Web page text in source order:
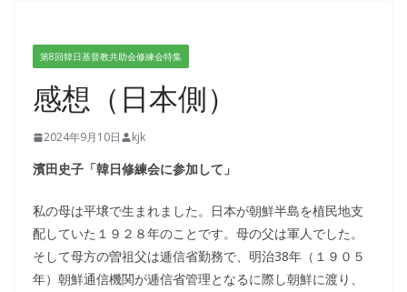
第8回韓日基督教共助会修練会特集
感想（日本側）
2024年9月10日 kjk
濱田史子「韓日修練会に参加して」
私の母は平壌で生まれました。日本が朝鮮半島を植民地支
配していた１９２８年のことです。母の父は軍人でした。
そして母方の曽祖父は逓信省勤務で、明治38年（１９０５
年）朝鮮通信機関が逓信省管理となるに際し朝鮮に渡り、